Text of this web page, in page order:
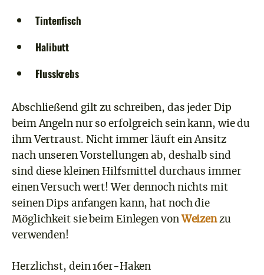
Tintenfisch
Halibutt
Flusskrebs
Abschließend gilt zu schreiben, das jeder Dip
beim Angeln nur so erfolgreich sein kann, wie du
ihm Vertraust. Nicht immer läuft ein Ansitz
nach unseren Vorstellungen ab, deshalb sind
sind diese kleinen Hilfsmittel durchaus immer
einen Versuch wert! Wer dennoch nichts mit
seinen Dips anfangen kann, hat noch die
Möglichkeit sie beim Einlegen von Weizenzu
verwenden!
Herzlichst, dein 16er-Haken